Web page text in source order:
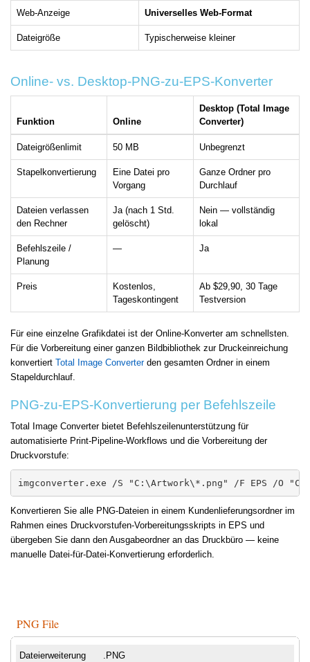
Web-Anzeige Universelles Web-Format
Dateigröße Typischerweise kleiner
Online- vs. Desktop-PNG-zu-EPS-Konverter
Funktion Online
Desktop (Total Image
Converter)
Dateigrößenlimit 50 MB Unbegrenzt
Stapelkonvertierung
Eine Datei pro
Vorgang
Ganze Ordner pro
Durchlauf
Dateien verlassen
den Rechner
Ja (nach 1 Std.
gelöscht)
Nein — vollständig
lokal
Befehlszeile /
Planung
— Ja
Preis
Kostenlos,
Tageskontingent
Ab $29,90, 30 Tage
Testversion
Für eine einzelne Grafikdatei ist der Online-Konverter am schnellsten.
Für die Vorbereitung einer ganzen Bildbibliothek zur Druckeinreichung
konvertiert Total Image Converterden gesamten Ordner in einem
Stapeldurchlauf.
PNG-zu-EPS-Konvertierung per Befehlszeile
Total Image Converter bietet Befehlszeilenunterstützung für
automatisierte Print-Pipeline-Workflows und die Vorbereitung der
Druckvorstufe:
imgconverter.exe /S "C:\Artwork\*.png" /F EPS /O
Konvertieren Sie alle PNG-Dateien in einem Kundenlieferungsordner im
Rahmen eines Druckvorstufen-Vorbereitungsskripts in EPS und
übergeben Sie dann den Ausgabeordner an das Druckbüro — keine
manuelle Datei-für-Datei-Konvertierung erforderlich.
PNG File
Dateierweiterung .PNG